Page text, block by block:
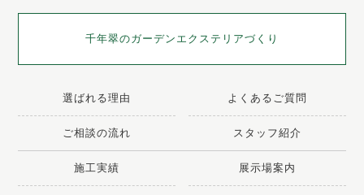
千年翠のガーデンエクステリアづくり
選ばれる理由 よくあるご質問
ご相談の流れ スタッフ紹介
施工実績 展示場案内